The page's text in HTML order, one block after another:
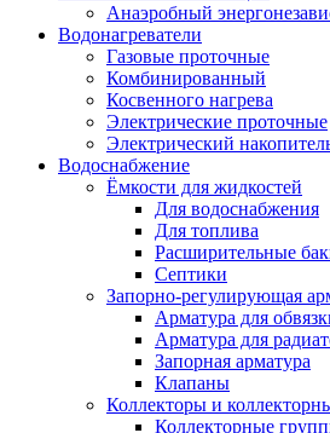
Анаэробный
Водонагреватели
Газовые проточные
Комбинированный
Косвенного нагрева
Электрические проточные
Электрический
Водоснабжение
Ёмкости для жидкостей
Для водоснабжения
Для топлива
Расширительные
Септики
Запорно-регулирующая
Арматура для
Арматура для
Запорная арматура
Клапаны
Коллекторы и
Коллекторные